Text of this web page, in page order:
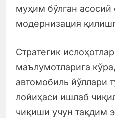
муҳим бўлган асосий
модернизация
Стратегик
маълумотларига
автомобиль йўллари
лойиҳаси ишлаб
чиқиши учун тақдим